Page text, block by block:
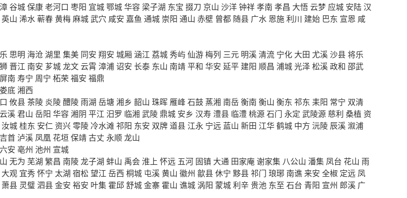
谷城保康老河口 枣阳 宜城鄂城华容 梁子湖 东宝 掇刀 京山 沙洋钟祥孝南 孝昌 大悟 云梦 应城 安陆汉
英山 浠水蕲春黄梅麻城武穴 咸安 嘉鱼 通城 崇阳 通山 赤壁 曾都 随县 广水 恩施利川 建始 巴东 宣恩 咸
思明 海沧 湖里 集美 同安 翔安 城厢 涵江 荔城秀屿仙游梅列 三元 明溪清流 宁化 大田 尤溪沙县将乐
晋江 南安 芗城龙文 云霄 漳浦诏安 长泰 东山 南靖平和 华安 延平 建阳 顺昌 浦城光泽松溪政和 邵武
屏南 寿宁 周宁 柘荣 福安 福鼎
娄底湘西
攸县茶陵 炎陵醴陵雨湖 岳塘湘乡 韶山 珠晖 雁峰 石鼓 蒸湘 南岳衡南 衡山 衡东 祁东 耒阳 常宁 双清
云溪君山 岳阳 华容湘阴 平江 汨罗 临湘 武陵鼎城 安乡 汉寿 澧县 临澧桃源石门 永定 武陵源 慈利 桑植 资
汝城桂东 安仁 资兴零陵 冷水滩 祁阳 东安 双牌道县 江永 宁远 蓝山 新田 江华鹤城 中方 沅陵 辰溪 溆浦
吉首 泸溪 凤凰 花垣保靖古丈 永顺龙山
六安 亳州 池州 宣城
无为 芜湖 繁昌 南陵龙子湖 蚌山 禹会淮上 怀远 五河 固镇 大通 田家庵谢家集 八公山 潘集 凤台 花山 雨
大观 宜秀怀宁 太湖 宿松 望江 岳西 桐城 屯溪黄山 徽州 歙县休宁 黟县祁门 琅琊 南谯 来安 全椒 定远 凤
萧县 灵璧泗县金安 裕安 叶集 霍邱舒城金寨 霍山 谯城 涡阳 蒙城利辛 贵池 东至 石台 青阳 宣州 郎溪 广